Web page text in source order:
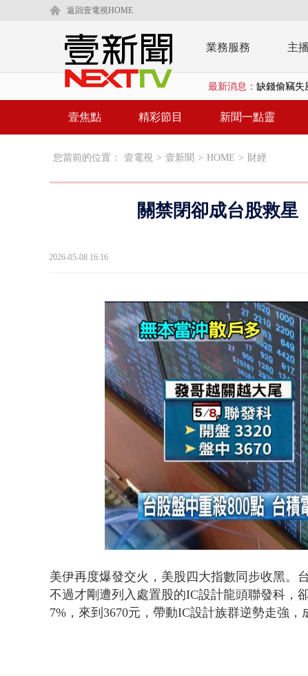
返回壹電視HOME
業務服務 主
最新消息： 缺錢偷竊
漢光42號
桃園上演絕
演哪齣？
壹焦點 精彩節目 新聞一點靈
您當前的位置： 壹電視 > 壹新聞 > HOME > 財經
關禁閉卻成台股救
2026-05-08 16:16
Unmute Loaded
52.93%
美伊再度爆發交火，美股四大指數同步收黑。
不過才剛遭列入處置股的IC設計龍頭聯發科，
7%， 來到3670元， 帶動IC設計族群逆勢走強，